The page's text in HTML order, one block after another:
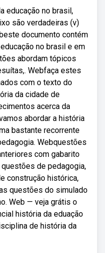
educação no brasil,
são verdadeiras (v)
documento contém
no brasil e em
abordam tópicos
Webfaça estes
com o texto do
da cidade de
acerca da
abordar a história
bastante recorrente
Webquestões
com gabarito
de pedagogia,
construção histórica,
questões do simulado
Web — veja grátis o
história da eduação
de história da